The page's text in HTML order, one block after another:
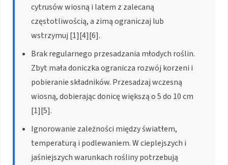
cytrusów wiosną i latem z zalecaną
częstotliwością, a zimą ograniczaj lub
wstrzymuj [1][4][6].
Brak regularnego przesadzania młodych roślin.
Zbyt mała doniczka ogranicza rozwój korzeni i
pobieranie składników. Przesadzaj wczesną
wiosną, dobierając donicę większą o 5 do 10 cm
[1][5].
Ignorowanie zależności między światłem,
temperaturą i podlewaniem. W cieplejszych i
jaśniejszych warunkach rośliny potrzebują